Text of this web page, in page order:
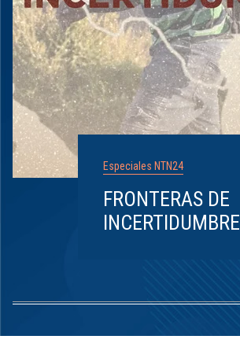
Especiales NTN24
FRONTERAS DE
INCERTIDUMBRE